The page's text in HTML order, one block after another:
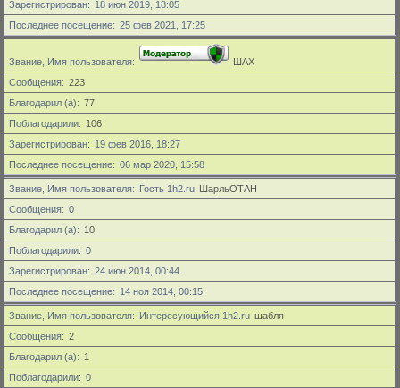
Зарегистрирован
18 июн 2019, 18:05
Последнее посещение
25 фев 2021, 17:25
Звание, Имя пользователя
ШАХ
Сообщения
223
Благодарил (а)
77
Поблагодарили
106
Зарегистрирован
19 фев 2016, 18:27
Последнее посещение
06 мар 2020, 15:58
Звание, Имя пользователя Гость 1h2.ru ШарльОТАН
Сообщения
0
Благодарил (а)
10
Поблагодарили
0
Зарегистрирован
24 июн 2014, 00:44
Последнее посещение
14 ноя 2014, 00:15
Звание, Имя пользователя Интересующийся 1h2.ru шабля
Сообщения
2
Благодарил (а)
1
Поблагодарили
0